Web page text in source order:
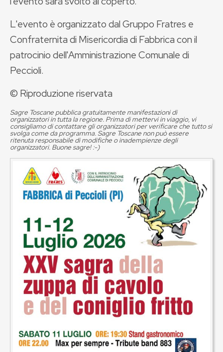
L'evento è organizzato dal Gruppo Fratres e
Confraternita di Misericordia di Fabbrica con il
patrocinio dell'Amministrazione Comunale di
Peccioli.
© Riproduzione riservata
Sagre Toscane pubblica gratuitamente manifestazioni di
organizzatori in tutta la regione. Prima di mettervi in viaggio, vi
consigliamo di contattare gli organizzatori per verificare che tutto si
svolga come da programma. Sagre Toscane non può essere
ritenuta responsabile di modifiche o inadempienze degli
organizzatori. Buone sagre! :-)